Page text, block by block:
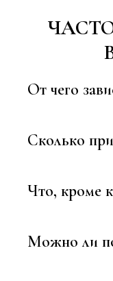
От чего
Сколько
Что, кроме
Можно ли